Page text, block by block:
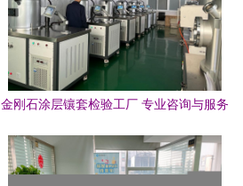
金刚石涂层镶套检验工厂 专业咨询与服务